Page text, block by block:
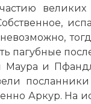
великих
пагубные
Маура и
Аркур. На